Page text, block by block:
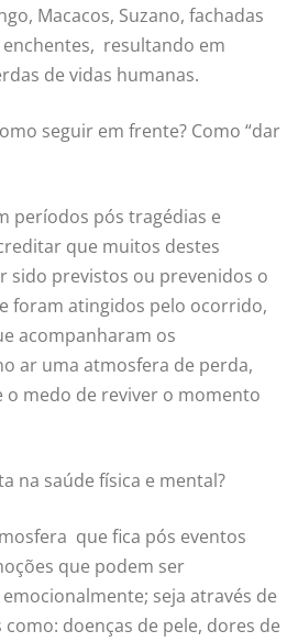
Macacos, Suzano, fachadas
resultando em
de vidas humanas.
seguir em frente? Como “dar
períodos pós tragédias e
que muitos destes
sido previstos ou prevenidos o
foram atingidos pelo ocorrido,
acompanharam os
ar uma atmosfera de perda,
o medo de reviver o momento
na saúde física e mental?
que fica pós eventos
que podem ser
seja através de
doenças de pele, dores de